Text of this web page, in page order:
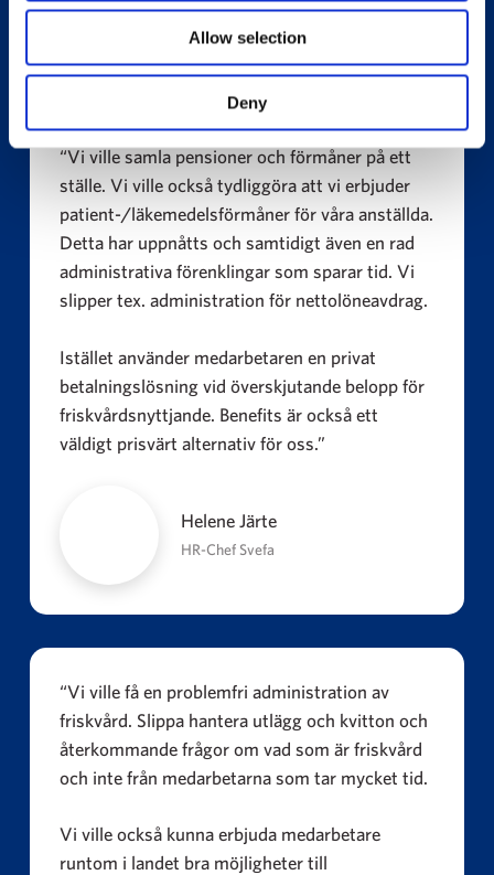
Allow selection
Deny
“Vi ville samla pensioner och förmåner på ett
ställe. Vi ville också tydliggöra att vi erbjuder
patient-/läkemedelsförmåner för våra anställda.
Detta har uppnåtts och samtidigt även en rad
administrativa förenklingar som sparar tid. Vi
slipper tex. administration för nettolöneavdrag.
Istället använder medarbetaren en privat
betalningslösning vid överskjutande belopp för
friskvårdsnyttjande. Benefits är också ett
väldigt prisvärt alternativ för oss.”
Helene Järte
HR-Chef Svefa
“Vi ville få en problemfri administration av
friskvård. Slippa hantera utlägg och kvitton och
återkommande frågor om vad som är friskvård
och inte från medarbetarna som tar mycket tid.
Vi ville också kunna erbjuda medarbetare
runtom i landet bra möjligheter till